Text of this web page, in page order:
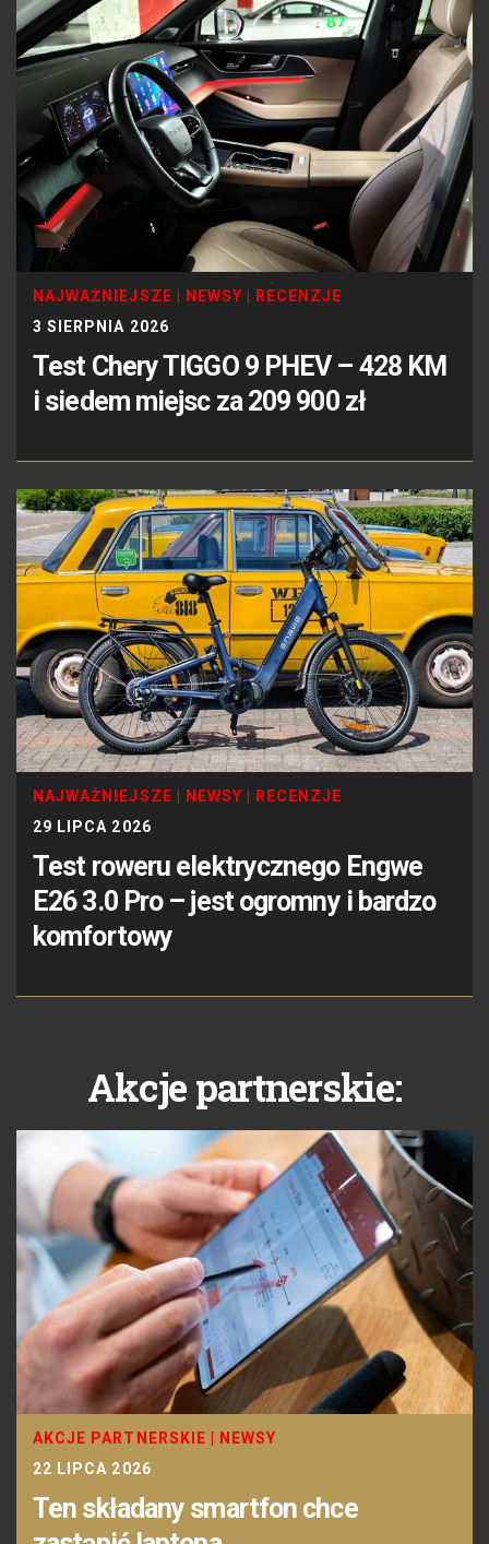
NAJWAŻNIEJSZE NEWSY
RECENZJE
3 SIERPNIA 2026
Test Chery TIGGO 9 PHEV – 428 KM
i siedem miejsc za 209 900 zł
NAJWAŻNIEJSZE NEWSY
RECENZJE
29 LIPCA 2026
Test roweru elektrycznego Engwe
E26 3.0 Pro – jest ogromny i bardzo
komfortowy
Akcje partnerskie:
AKCJE PARTNERSKIE
NEWSY
22 LIPCA 2026
Ten składany smartfon chce